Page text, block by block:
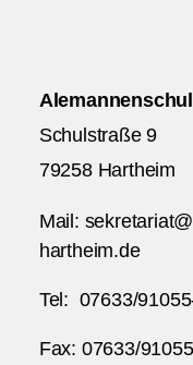
Schulstraße 9
79258 Hartheim
Mail:
hartheim.de
Tel: 07633/
Fax: 07633/